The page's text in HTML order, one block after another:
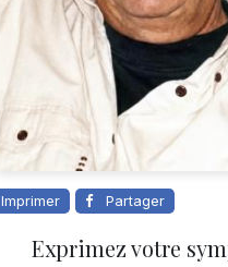
Imprimer Partager
Exprimez votre